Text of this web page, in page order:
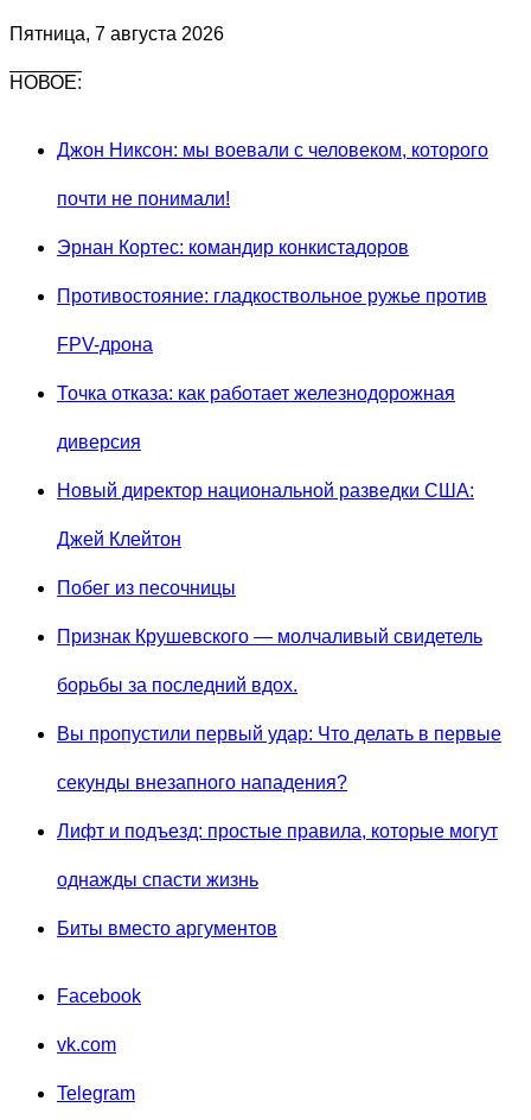
Пятница, 7 августа 2026
НОВОЕ:
Джон Никсон: мы воевали с человеком, которого
почти не понимали!
Эрнан Кортес: командир конкистадоров
Противостояние: гладкоствольное ружье против
FPV-дрона
Точка отказа: как работает железнодорожная
диверсия
Новый директор национальной разведки США:
Джей Клейтон
Побег из песочницы
Признак Крушевского — молчаливый свидетель
борьбы за последний вдох.
Вы пропустили первый удар: Что делать в первые
секунды внезапного нападения?
Лифт и подъезд: простые правила, которые могут
однажды спасти жизнь
Биты вместо аргументов
Facebook
vk.com
Telegram